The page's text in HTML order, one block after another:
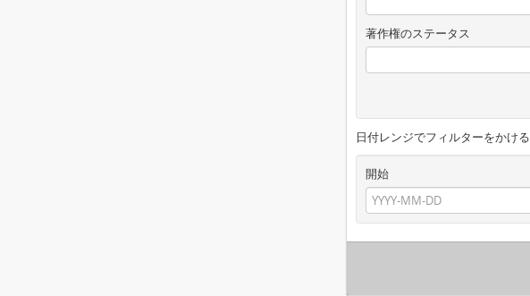
著作権のステータス
日付レンジでフィルターをかける
開始